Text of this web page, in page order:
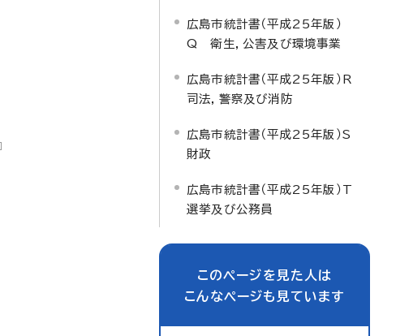
広島市統計書（平成25年版）
Q 衛生，公害及び環境事業
広島市統計書（平成25年版）R
司法，警察及び消防
広島市統計書（平成25年版）S
財政
広島市統計書（平成25年版）T
選挙及び公務員
このページを見た人は
こんなページも見ています